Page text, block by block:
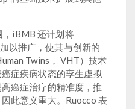
，iBMB 还计划将
以推广，使其与创新的
Twins， VHT）技术
症疾病状态的孪生虚拟
癌症治疗的精准度，推
此意义重大。Ruocco 表